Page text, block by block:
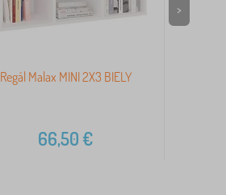
Regál Malax MINI 2X3 BIELY
66,50€
>